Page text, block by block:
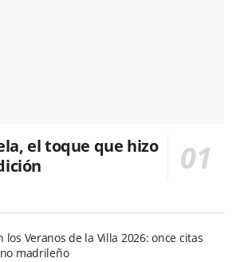
el toque que hizo
los Veranos de la Villa 2026: once citas
madrileño